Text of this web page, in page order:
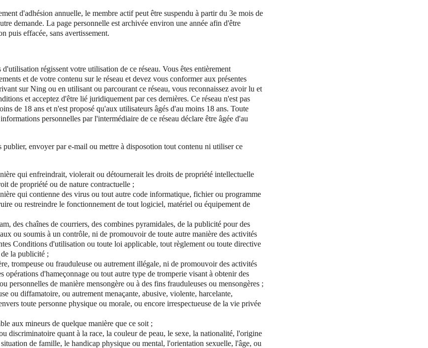
d'adhésion annuelle, le membre actif peut être suspendu à partir du 3e mois de
demande. La page personnelle est archivée environ une année afin d'être
puis effacée, sans avertissement.
régissent votre utilisation de ce réseau. Vous êtes entièrement
et de votre contenu sur le réseau et devez vous conformer aux présentes
sur Ning ou en utilisant ou parcourant ce réseau, vous reconnaissez avoir lu et
et acceptez d'être lié juridiquement par ces dernières. Ce réseau n'est pas
de 18 ans et n'est proposé qu'aux utilisateurs âgés d'au moins 18 ans. Toute
personnelles par l'intermédiaire de ce réseau déclare être âgée d'au
publier, envoyer par e-mail ou mettre à disposotion tout contenu ni utiliser ce
qui enfreindrait, violerait ou détournerait les droits de propriété intellectuelle
de propriété ou de nature contractuelle ;
qui contienne des virus ou tout autre code informatique, fichier ou programme
ou restreindre le fonctionnement de tout logiciel, matériel ou équipement de
des chaînes de courriers, des combines pyramidales, de la publicité pour des
ou soumis à un contrôle, ni de promouvoir de toute autre manière des activités
Conditions d'utilisation ou toute loi applicable, tout règlement ou toute directive
la publicité ;
trompeuse ou frauduleuse ou autrement illégale, ni de promouvoir des activités
opérations d'hameçonnage ou tout autre type de tromperie visant à obtenir des
personnelles de manière mensongère ou à des fins frauduleuses ou mensongères ;
ou diffamatoire, ou autrement menaçante, abusive, violente, harcelante,
toute personne physique ou morale, ou encore irrespectueuse de la vie privée
aux mineurs de quelque manière que ce soit ;
discriminatoire quant à la race, la couleur de peau, le sexe, la nationalité, l'origine
de famille, le handicap physique ou mental, l'orientation sexuelle, l'âge, ou